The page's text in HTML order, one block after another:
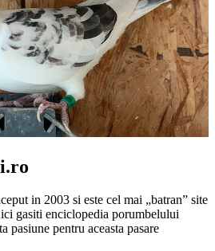
in 2003 si este cel mai „batran” site
gasiti enciclopedia porumbelului
pasiune pentru aceasta pasare